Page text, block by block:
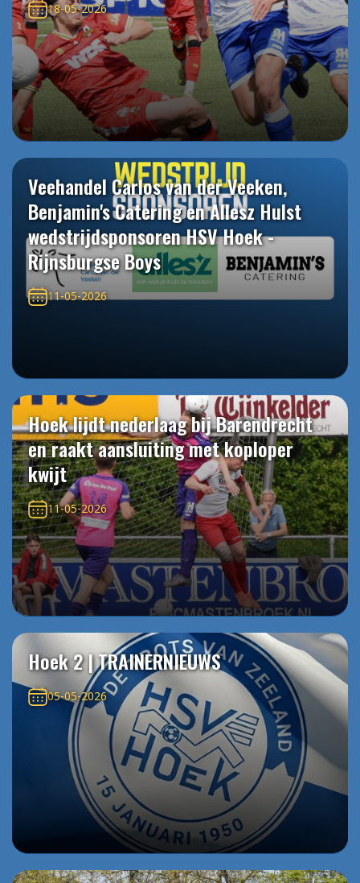
18-05-2026
Veehandel Carlos van der Veeken,
Benjamin's Catering en Allesz Hulst
wedstrijdsponsoren HSV Hoek -
Rijnsburgse Boys
11-05-2026
Hoek lijdt nederlaag bij Barendrecht
en raakt aansluiting met koploper
kwijt
11-05-2026
Hoek 2 | TRAINERNIEUWS
05-05-2026